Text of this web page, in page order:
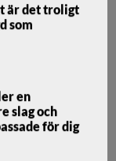
är det troligt
som
en
slag och
för dig